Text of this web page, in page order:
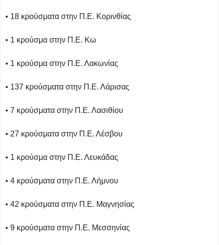
• 18 κρούσματα στην Π.Ε. Κορινθίας
• 1 κρούσμα στην Π.Ε. Κω
• 1 κρούσμα στην Π.Ε. Λακωνίας
• 137 κρούσματα στην Π.Ε. Λάρισας
• 7 κρούσματα στην Π.Ε. Λασιθίου
• 27 κρούσματα στην Π.Ε. Λέσβου
• 1 κρούσμα στην Π.Ε. Λευκάδας
• 4 κρούσματα στην Π.Ε. Λήμνου
• 42 κρούσματα στην Π.Ε. Μαγνησίας
• 9 κρούσματα στην Π.Ε. Μεσσηνίας